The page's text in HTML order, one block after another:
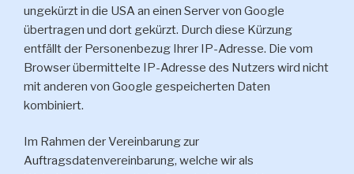
ungekürzt in die USA an einen Server von Google
übertragen und dort gekürzt. Durch diese Kürzung
entfällt der Personenbezug Ihrer IP-Adresse. Die vom
Browser übermittelte IP-Adresse des Nutzers wird nicht
mit anderen von Google gespeicherten Daten
kombiniert.
Im Rahmen der Vereinbarung zur
Auftragsdatenvereinbarung, welche wir als